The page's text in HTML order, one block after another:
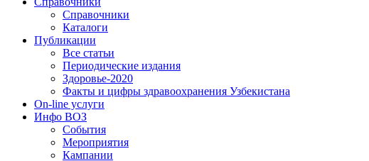
Справочники
Каталоги
Публикации
Все статьи
Периодические издания
Здоровье-2020
Факты и цифры здравоохранения Узбекистана
On-line услуги
Инфо ВОЗ
События
Мероприятия
Кампании